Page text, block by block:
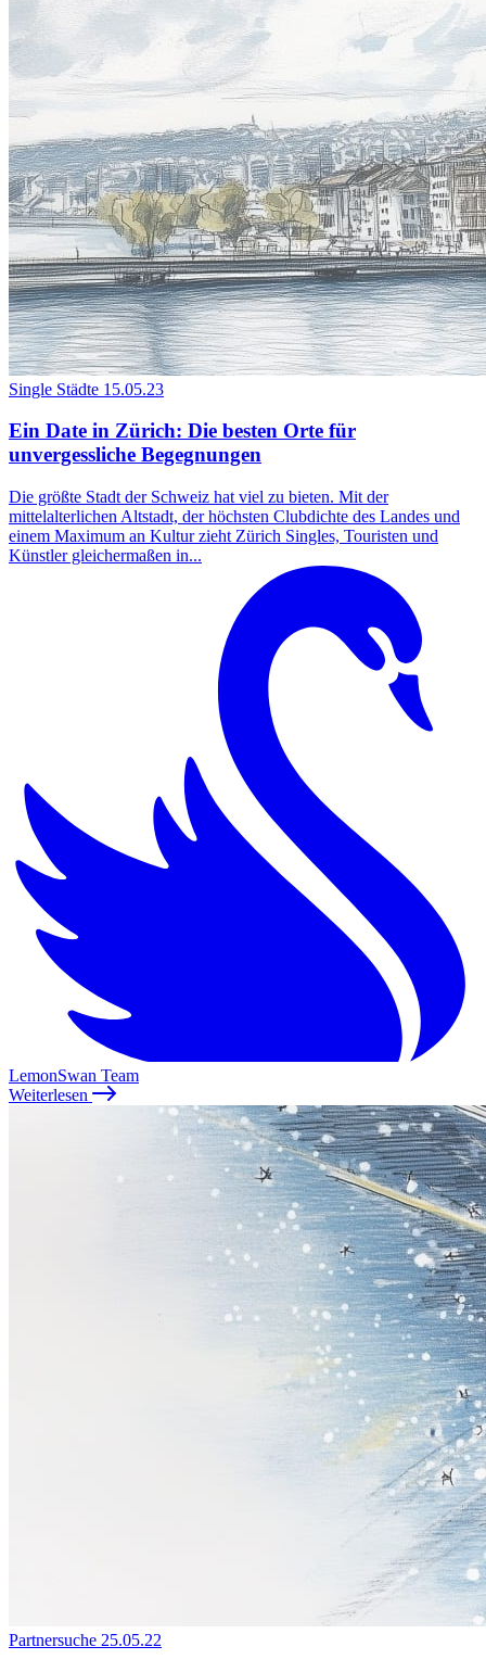
Single Städte 15.05.23
Ein Date in Zürich: Die besten Orte für
unvergessliche Begegnungen
Die größte Stadt der Schweiz hat viel zu bieten. Mit der
mittelalterlichen Altstadt, der höchsten Clubdichte des Landes und
einem Maximum an Kultur zieht Zürich Singles, Touristen und
Künstler gleichermaßen in...
LemonSwan Team
Weiterlesen
Partnersuche 25.05.22